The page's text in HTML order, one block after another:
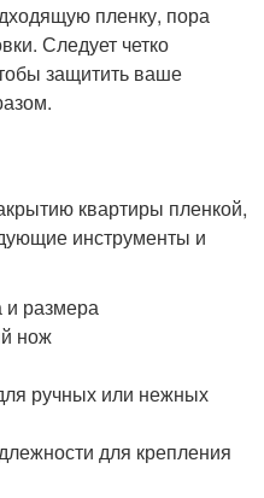
пленку, пора
Следует четко
защитить ваше
квартиры пленкой,
инструменты и
и размера
нож
ручных или нежных
для крепления